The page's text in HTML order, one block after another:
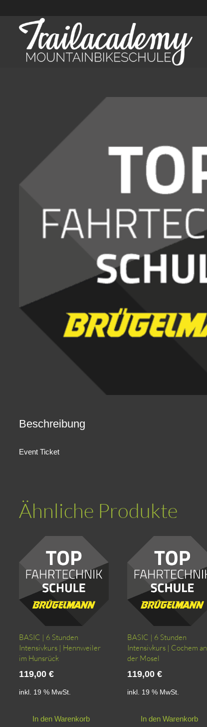
Beschreibung
Event Ticket
Ähnliche Produkte
BASIC | 6 Stunden
Intensivkurs | Hennweiler
im Hunsrück
119,00 €
inkl. 19 % MwSt.
In den Warenkorb
BASIC | 6 Stunden
Intensivkurs | Cochem an
der Mosel
119,00€
inkl. 19 % MwSt.
In den Warenkorb